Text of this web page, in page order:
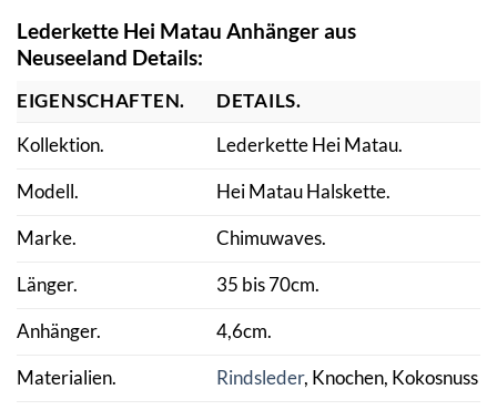
Lederkette Hei Matau Anhänger aus
Neuseeland Details:
EIGENSCHAFTEN.
DETAILS.
Kollektion.
Lederkette Hei Matau.
Modell. Hei Matau Halskette.
Marke. Chimuwaves.
Länger. 35 bis 70cm.
Anhänger. 4,6cm.
Materialien. Rindsleder, Knochen, Kokosnuss